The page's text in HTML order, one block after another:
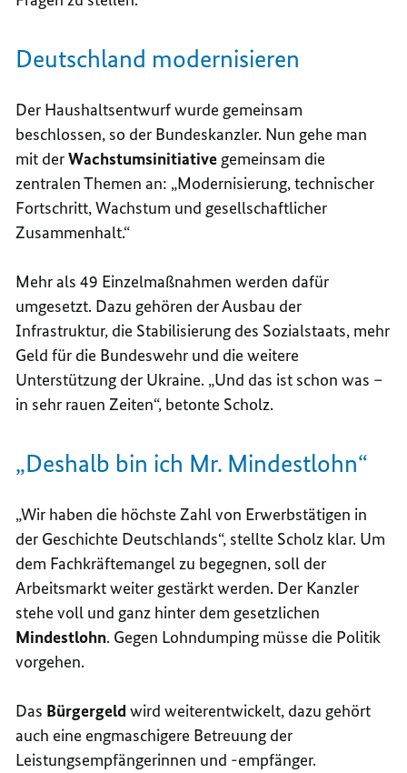
Deutschland modernisieren
Der Haushaltsentwurf wurde gemeinsam
beschlossen, so der Bundeskanzler. Nun gehe man
mit derWachstumsinitiative gemeinsam die
zentralen Themen an: „Modernisierung, technischer
Fortschritt, Wachstum und gesellschaftlicher
Zusammenhalt.“
Mehr als 49 Einzelmaßnahmen werden dafür
umgesetzt. Dazu gehören der Ausbau der
Infrastruktur, die Stabilisierung des Sozialstaats, mehr
Geld für die Bundeswehr und die weitere
Unterstützung der Ukraine. „Und das ist schon was –
in sehr rauen Zeiten“, betonte Scholz.
„Deshalb bin ich Mr. Mindestlohn“
„Wir haben die höchste Zahl von Erwerbstätigen in
der Geschichte Deutschlands“, stellte Scholz klar. Um
dem Fachkräftemangel zu begegnen, soll der
Arbeitsmarkt weiter gestärkt werden. Der Kanzler
stehe voll und ganz hinter dem gesetzlichen
Mindestlohn. Gegen Lohndumping müsse die Politik
vorgehen.
Das Bürgergeldwird weiterentwickelt, dazu gehört
auch eine engmaschigere Betreuung der
Leistungsempfängerinnen und -empfänger.